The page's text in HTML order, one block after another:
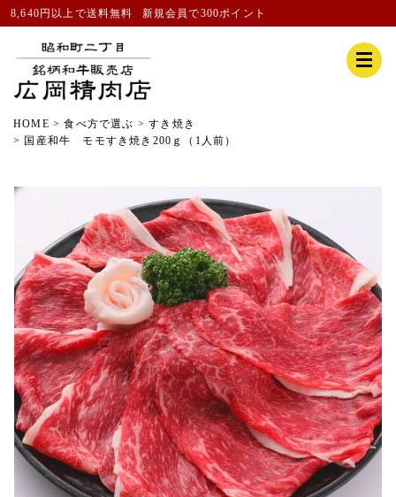
8,640円以上で送料無料 新規会員で300ポイント
HOME 食べ方で選ぶ
すき焼き
国産和牛 モモすき焼き200ｇ（1人前）